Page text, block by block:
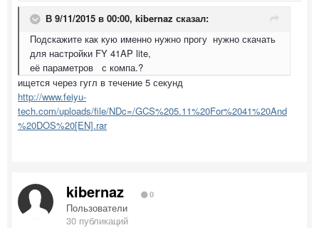
В 9/11/2015 в 00:00, kibernaz сказал:
Подскажите как кую именно нужно прогу нужно скачать
для настройки FY 41AP lite,
её параметров с компа.?
ищется через гугл в течение 5 секунд
http://www.feiyu-
tech.com/uploads/file/NDc=/GCS%205.11%20For%2041%20And
%20DOS%20[EN].rar
kibernaz 0
Пользователи
30 публикаций